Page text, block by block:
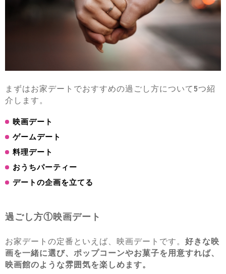
まずはお家デートでおすすめの過ごし方について5つ紹
介します。
映画デート
ゲームデート
料理デート
おうちパーティー
デートの企画を立てる
過ごし方①映画デート
お家デートの定番といえば、映画デートです。 好きな映
画を一緒に選び、ポップコーンやお菓子を用意すれば、
映画館のような雰囲気を楽しめます。